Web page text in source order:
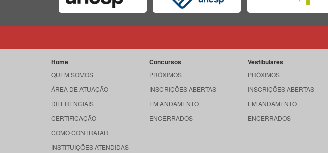
Home
QUEM SOMOS
ÁREA DE ATUAÇÃO
DIFERENCIAIS
CERTIFICAÇÃO
COMO CONTRATAR
INSTITUIÇÕES ATENDIDAS
Concursos
PRÓXIMOS
INSCRIÇÕES ABERTAS
EM ANDAMENTO
ENCERRADOS
Vestibulares
PRÓXIMOS
INSCRIÇÕES ABERTAS
EM ANDAMENTO
ENCERRADOS